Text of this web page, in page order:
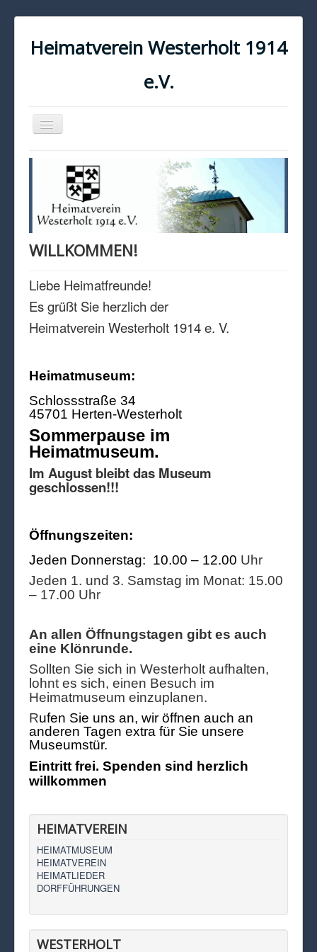
Heimatverein Westerholt 1914
e.V.
Navigation
an/aus
KONTAKT
IMPRESSUM
DATENSCHUTZ
WILLKOMMEN!
Liebe Heimatfreunde!
Es grüßt Sie herzlich der
Heimatverein Westerholt 1914 e. V.
Heimatmuseum:
Schlossstraße 34
45701 Herten-Westerholt
Sommerpause im
Heimatmuseum.
Im August bleibt das Museum
geschlossen!!!
Öffnungszeiten:
Jeden Donnerstag: 10.00 – 12.00 Uhr
Jeden 1. und 3. Samstag im Monat: 15.00
– 17.00 Uhr
An allen Öffnungstagen gibt es auch
eine Klönrunde.
Sollten Sie sich in Westerholt aufhalten,
lohnt es sich, einen Besuch im
Heimatmuseum einzuplanen.
Rufen Sie uns an, wir öffnen auch an
anderen Tagen extra für Sie unsere
Museumstür.
Eintritt frei. Spenden sind herzlich
willkommen
HEIMATVEREIN
HEIMATMUSEUM
HEIMATVEREIN
HEIMATLIEDER
DORFFÜHRUNGEN
WESTERHOLT